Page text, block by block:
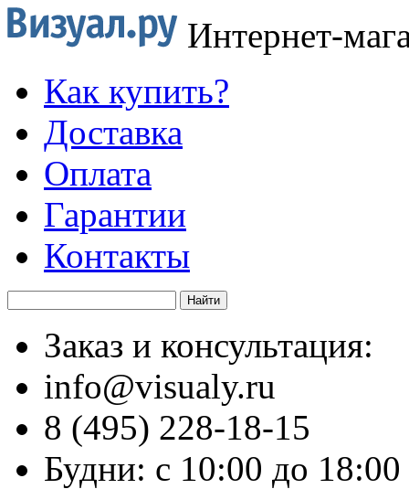
Интернет-
Как купить?
Доставка
Оплата
Гарантии
Контакты
Заказ и консультация:
info@visualy.ru
8 (495) 228-18-15
Будни: с 10:00 до 18:00